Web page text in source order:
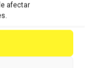
afectar